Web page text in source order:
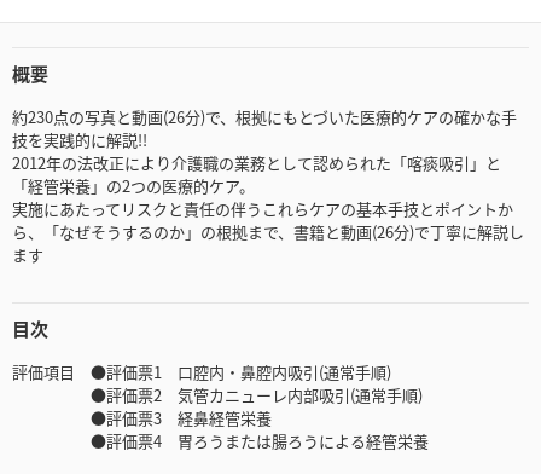
概要
約230点の写真と動画(26分)で、根拠にもとづいた医療的ケアの確かな手
技を実践的に解説!!
2012年の法改正により介護職の業務として認められた「喀痰吸引」と
「経管栄養」の2つの医療的ケア。
実施にあたってリスクと責任の伴うこれらケアの基本手技とポイントか
ら、「なぜそうするのか」の根拠まで、書籍と動画(26分)で丁寧に解説し
ます
目次
評価項目 ●評価票1 口腔内・鼻腔内吸引(通常手順)
●評価票2 気管カニューレ内部吸引(通常手順)
●評価票3 経鼻経管栄養
●評価票4 胃ろうまたは腸ろうによる経管栄養